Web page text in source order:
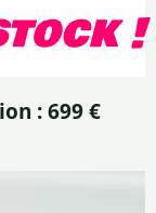
!
: 699 €